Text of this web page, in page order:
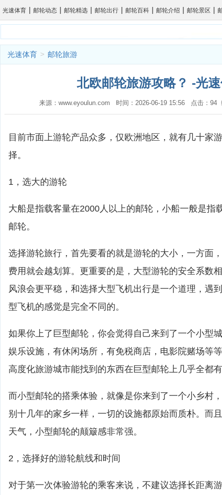
光速体育 | 邮轮动态 | 邮轮精选 | 邮轮出行 | 邮轮百科 | 邮轮介绍 | 邮轮景区 |
光速体育 > 邮轮旅游
北欧邮轮旅游攻略？ -光
来源：www.eyoulun.com 时间：2026-06-19 15:56 点击：
目前市面上游轮产品众多，仅欧洲地区，就有几十家
择。
1，选大的游轮
大船是指载客量在2000人以上的邮轮，小船一般是指
邮轮。
选择游轮旅行，首先要看的就是游轮的大小，一方面
费用就会越划算。更重要的是，大型游轮的安全系数
风浪会更平稳，和选择大型飞机出行是一个道理，遇
型飞机的感觉是完全不同的。
如果你上了巨型邮轮，你会觉得自己来到了一个小型
娱乐设施，有休闲场所，有免税商店，电影院赌场等
高度化旅游城市能找到的东西在巨型邮轮上几乎全都
而小型邮轮的搭乘体验，就像是你来到了一个小乡村
别十几年的家乡一样，一切的设施都原始而质朴。而
天气，小型邮轮的颠簸感非常强。
2，选择好的游轮航线和时间
对于第一次体验游轮的乘客来说，不建议选择长距离